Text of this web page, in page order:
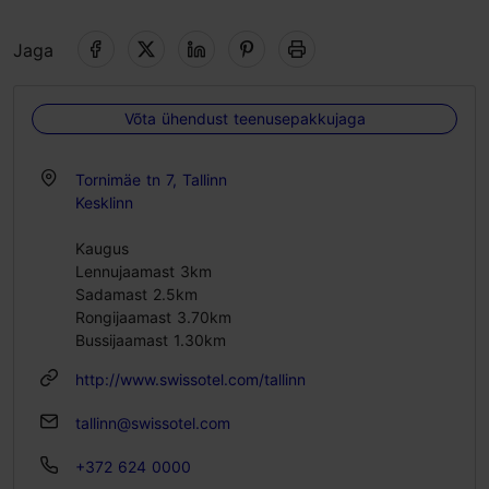
Jaga
Võta ühendust teenusepakkujaga
Tornimäe tn 7, Tallinn
Kesklinn
Kaugus
Lennujaamast 3km
Sadamast 2.5km
Rongijaamast 3.70km
Bussijaamast 1.30km
http://www.swissotel.com/tallinn
tallinn@swissotel.com
+372 624 0000